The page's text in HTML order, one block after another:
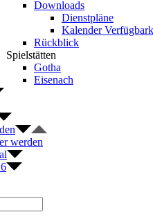
Downloads
Dienstpläne
Kalender
Rückblick
Spielstätten
Gotha
Eisenach
werden